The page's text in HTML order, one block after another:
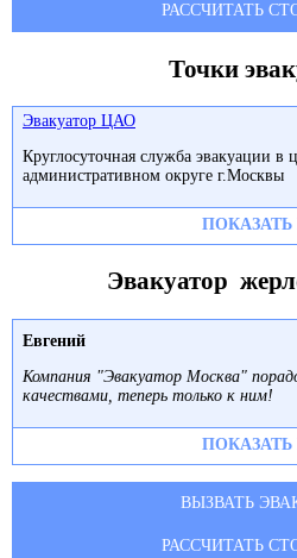
РАССЧИТАТЬ
Точки
Эвакуатор ЦАО
Круглосуточная служба эвакуации в
административном округе г.Москвы
ПОКАЗАТЬ
Эвакуатор
Евгений
Компания "Эвакуатор Москва"
качествами, теперь только к ним!
ПОКАЗАТЬ
ВЫЗВАТЬ
РАССЧИТАТЬ